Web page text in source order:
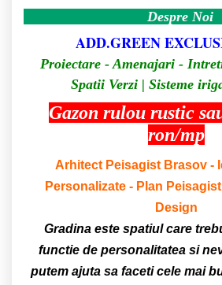
Despre Noi
ADD.GREEN
Proiectare - Amenajari -
Spatii Verzi | Sisteme
Gazon rulou rustic
ron/mp
Arhitect Peisagist Brasov -
Personalizate - Plan
Design
Gradina este spatiul care
functie de personalitatea si
putem ajuta sa faceti cele mai